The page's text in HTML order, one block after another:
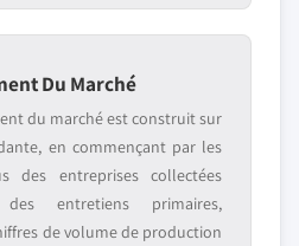
Du Marché
du marché est construit sur
en commençant par les
des entreprises collectées
entretiens primaires,
de volume de production